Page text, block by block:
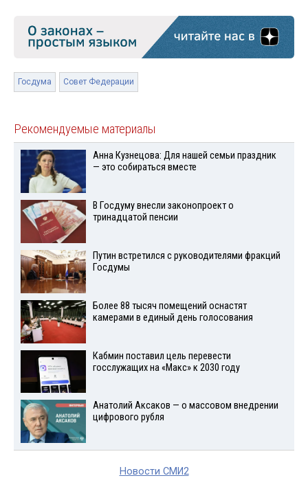
Госдума Совет Федерации
Рекомендуемые материалы
Анна Кузнецова: Для нашей семьи праздник
— это собираться вместе
В Госдуму внесли законопроект о
тринадцатой пенсии
Путин встретился с руководителями фракций
Госдумы
Более 88 тысяч помещений оснастят
камерами в единый день голосования
Кабмин поставил цель перевести
госслужащих на «Макс» к 2030 году
Анатолий Аксаков — о массовом внедрении
цифрового рубля
Новости СМИ2